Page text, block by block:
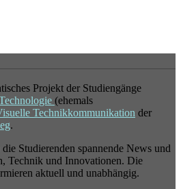
Projekt der Studiengänge
(ehemals
Technikkommunikation der
.
die Studierenden spannende News und
Technik und Innovationen. Die
aktuell und unabhängig.